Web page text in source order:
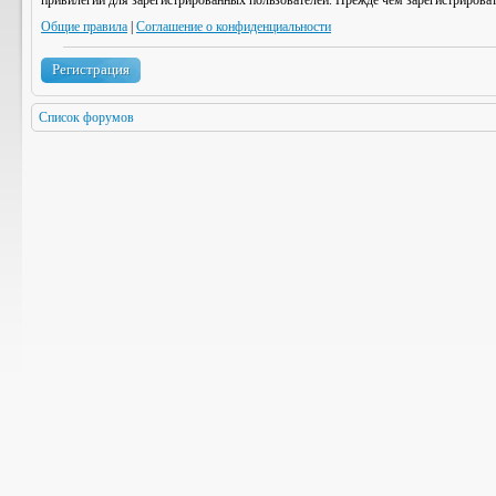
Общие правила Соглашение о конфиденциальности
Регистрация
Список форумов